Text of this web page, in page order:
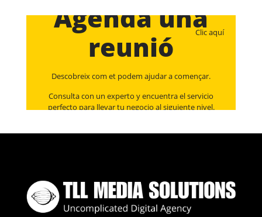
Clic aquí
Agenda una
reunió
Descobreix com et podem ajudar a començar.
Consulta con un experto y encuentra el servicio
perfecto para llevar tu negocio al siguiente nivel.